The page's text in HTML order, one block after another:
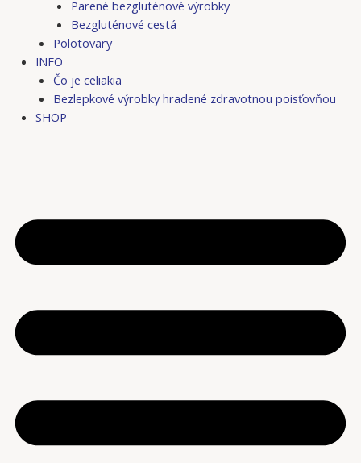
Parené bezgluténové výrobky
Bezgluténové cestá
Polotovary
INFO
Čo je celiakia
Bezlepkové výrobky hradené zdravotnou poisťovňou
SHOP